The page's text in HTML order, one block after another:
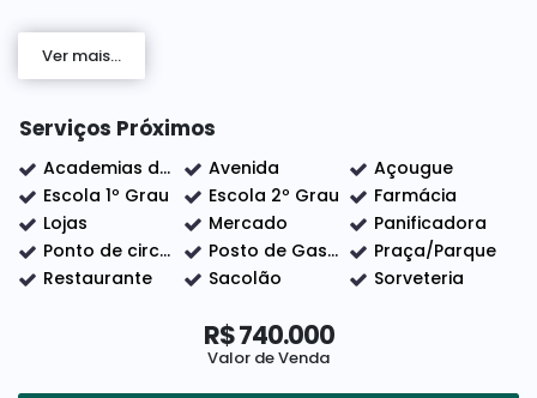
Localização também nao tem o que falar! Há 100mts do
Parque Ecológico, inclusive o apartamento tem vista para
la, com mercados, padaria, escolas , posto de gasolina e
Corra e agende sua visita.
CRECI 25399 J
Ver mais...
Serviços Próximos
Academias de ginástica Avenida
Açougue
Escola 1º Grau
Escola 2º Grau
Farmácia
Lojas
Mercado
Panificadora
Ponto de circular
Posto de Gasolina
Praça/Parque
Restaurante
Sacolão Sorveteria
R$740.000
Valor de Venda